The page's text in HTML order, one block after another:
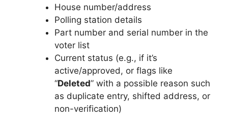
House number/address
Polling station details
Part number and serial number in the
voter list
Current status (e.g., if it’s
active/approved, or flags like
“Deleted” with a possible reason such
as duplicate entry, shifted address, or
non-verification)